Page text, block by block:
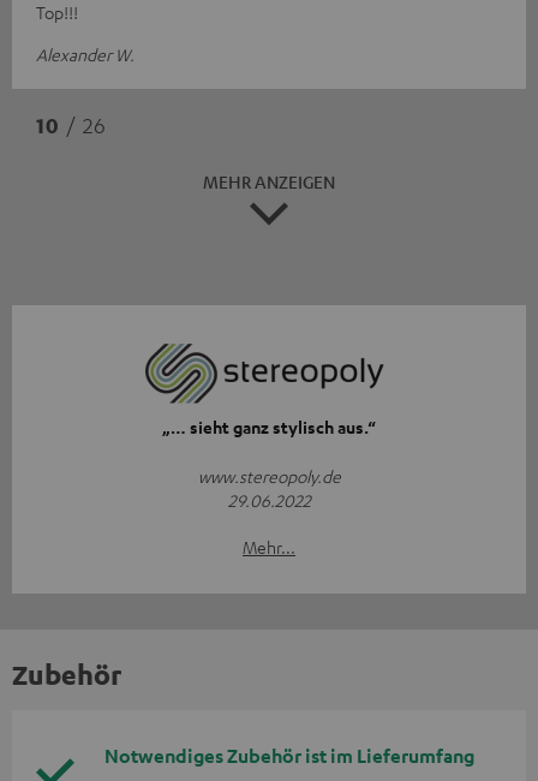
Top!!!
Alexander W.
10 / 26
MEHR ANZEIGEN
„… sieht ganz stylisch aus.“
www.stereopoly.de
29.06.2022
Mehr...
Zubehör
Notwendiges Zubehör ist im Lieferumfang